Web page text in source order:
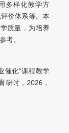
多样化教学方
价体系等。本
质量，为培养
考。
催化”课程教学
研讨，2026，